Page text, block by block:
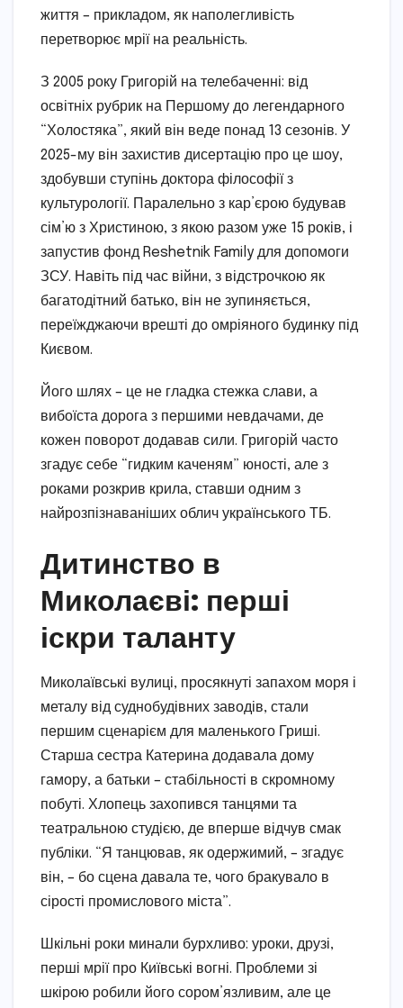
життя – прикладом, як наполегливість
перетворює мрії на реальність.
З 2005 року Григорій на телебаченні: від
освітніх рубрик на Першому до легендарного
“Холостяка”, який він веде понад 13 сезонів. У
2025-му він захистив дисертацію про це шоу,
здобувши ступінь доктора філософії з
культурології. Паралельно з кар’єрою будував
сім’ю з Христиною, з якою разом уже 15 років, і
запустив фонд Reshetnik Family для допомоги
ЗСУ. Навіть під час війни, з відстрочкою як
багатодітний батько, він не зупиняється,
переїжджаючи врешті до омріяного будинку під
Києвом.
Його шлях – це не гладка стежка слави, а
вибоїста дорога з першими невдачами, де
кожен поворот додавав сили. Григорій часто
згадує себе “гидким каченям” юності, але з
роками розкрив крила, ставши одним з
найрозпізнаваніших облич українського ТБ.
Дитинство в
Миколаєві: перші
іскри таланту
Миколаївські вулиці, просякнуті запахом моря і
металу від суднобудівних заводів, стали
першим сценарієм для маленького Гриші.
Старша сестра Катерина додавала дому
гамору, а батьки – стабільності в скромному
побуті. Хлопець захопився танцями та
театральною студією, де вперше відчув смак
публіки. “Я танцював, як одержимий, – згадує
він, – бо сцена давала те, чого бракувало в
сірості промислового міста”.
Шкільні роки минали бурхливо: уроки, друзі,
перші мрії про Київські вогні. Проблеми зі
шкірою робили його сором’язливим, але це